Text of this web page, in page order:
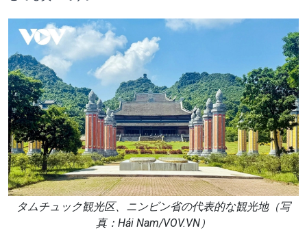
タムチュック観光区、ニンビン省の代表的な観光地（写
真：Hải Nam/VOV.VN）